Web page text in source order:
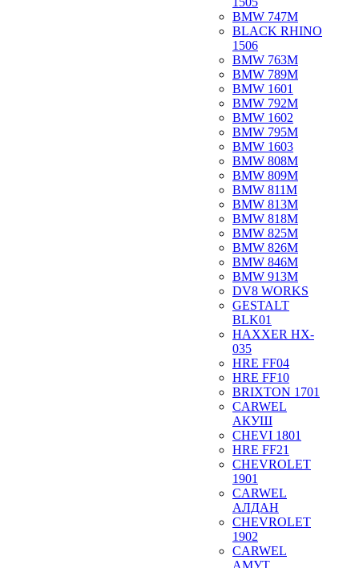
BMW 747M
BLACK RHINO
1506
BMW 763M
BMW 789M
BMW 1601
BMW 792M
BMW 1602
BMW 795M
BMW 1603
BMW 808M
BMW 809M
BMW 811M
BMW 813M
BMW 818M
BMW 825M
BMW 826M
BMW 846M
BMW 913M
DV8 WORKS
GESTALT
BLK01
HAXXER HX-
035
HRE FF04
HRE FF10
BRIXTON 1701
CARWEL
АКУШ
CHEVI 1801
HRE FF21
CHEVROLET
1901
CARWEL
АЛДАН
CHEVROLET
1902
CARWEL
АМУТ